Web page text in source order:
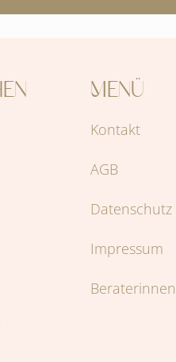
MENÜ
Kontakt
AGB
Datenschutz
Impressum